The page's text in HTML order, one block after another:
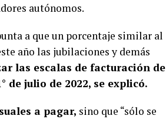
autónomos.
a que un porcentaje similar al
año las jubilaciones y demás
las escalas de facturación de
julio de 2022, se explicó.
a pagar, sino que “sólo se